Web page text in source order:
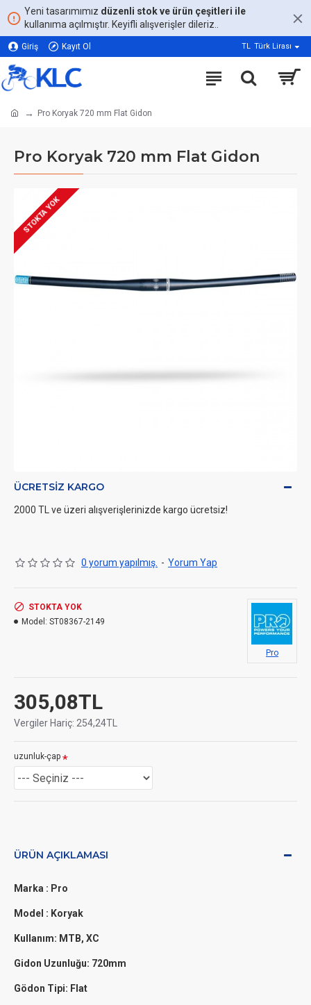
Yeni tasarımımız düzenli stok ve ürün çeşitleri ile
kullanıma açılmıştır. Keyifli alışverişler dileriz..
Giriş Kayıt Ol TL Türk Lirası
Pro Koryak 720 mm Flat Gidon
Pro Koryak 720 mm Flat Gidon
STOKTA YOK
ÜCRETSIZ KARGO
2000 TL ve üzeri alışverişlerinizde kargo ücretsiz!
0 yorum yapılmış. - Yorum Yap
305,08TL
Vergiler Hariç: 254,24TL
STOKTA YOK
Model: ST08367-2149
Pro
uzunluk-çap
ÜRÜN AÇIKLAMASI
Marka : Pro
Model : Koryak
Kullanım: MTB, XC
Gidon Uzunluğu: 720mm
Gödon Tipi: Flat